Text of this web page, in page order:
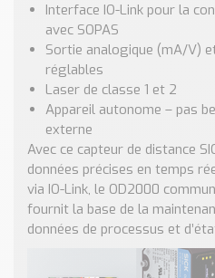
Interface IO-Link pour la
avec SOPAS
Sortie analogique (mA/V)
réglables
Laser de classe 1 et 2
Appareil autonome – pas
externe
Avec ce capteur de distance
données précises en temps
via IO-Link, le OD2000
fournit la base de la
données de processus et